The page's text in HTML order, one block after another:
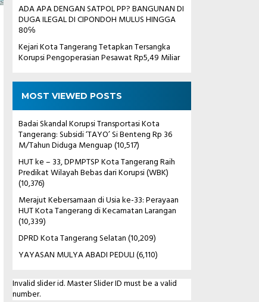
ADA APA DENGAN SATPOL PP? BANGUNAN DI
DUGA ILEGAL DI CIPONDOH MULUS HINGGA
80℅
Kejari Kota Tangerang Tetapkan Tersangka
Korupsi Pengoperasian Pesawat Rp5,49 Miliar
MOST VIEWED POSTS
Badai Skandal Korupsi Transportasi Kota
Tangerang: Subsidi ‘TAYO’ Si Benteng Rp 36
M/Tahun Diduga Menguap(10,517)
HUT ke – 33, DPMPTSP Kota Tangerang Raih
Predikat Wilayah Bebas dari Korupsi (WBK)
(10,376)
Merajut Kebersamaan di Usia ke-33: Perayaan
HUT Kota Tangerang di Kecamatan Larangan
(10,339)
DPRD Kota Tangerang Selatan(10,209)
YAYASAN MULYA ABADI PEDULI(6,110)
Invalid slider id. Master Slider ID must be a valid
number.